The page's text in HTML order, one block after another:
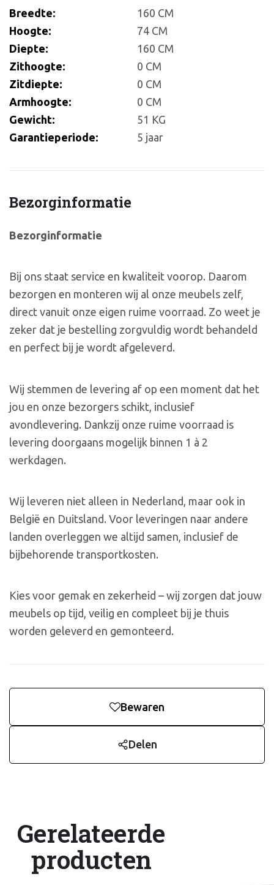
Breedte:
160 CM
Hoogte:
74 CM
Diepte:
160 CM
Zithoogte:
0 CM
Zitdiepte:
0 CM
Armhoogte:
0 CM
Gewicht:
51 KG
Garantieperiode:
5 jaar
Bezorginformatie
Bezorginformatie
Bij ons staat service en kwaliteit voorop. Daarom
bezorgen en monteren wij al onze meubels zelf,
direct vanuit onze eigen ruime voorraad. Zo weet je
zeker dat je bestelling zorgvuldig wordt behandeld
en perfect bij je wordt afgeleverd.
Wij stemmen de levering af op een moment dat het
jou en onze bezorgers schikt, inclusief
avondlevering. Dankzij onze ruime voorraad is
levering doorgaans mogelijk binnen 1 à 2
werkdagen.
Wij leveren niet alleen in Nederland, maar ook in
België en Duitsland. Voor leveringen naar andere
landen overleggen we altijd samen, inclusief de
bijbehorende transportkosten.
Kies voor gemak en zekerheid – wij zorgen dat jouw
meubels op tijd, veilig en compleet bij je thuis
worden geleverd en gemonteerd.
Bewaren
Delen
Gerelateerde
producten